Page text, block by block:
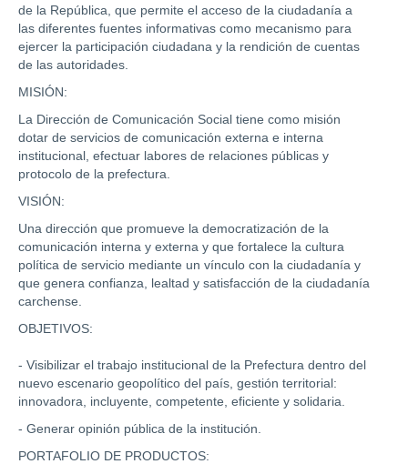
de la República, que permite el acceso de la ciudadanía a
las diferentes fuentes informativas como mecanismo para
ejercer la participación ciudadana y la rendición de cuentas
de las autoridades.
MISIÓN:
La Dirección de Comunicación Social tiene como misión
dotar de servicios de comunicación externa e interna
institucional, efectuar labores de relaciones públicas y
protocolo de la prefectura.
VISIÓN:
Una dirección que promueve la democratización de la
comunicación interna y externa y que fortalece la cultura
política de servicio mediante un vínculo con la ciudadanía y
que genera confianza, lealtad y satisfacción de la ciudadanía
carchense.
OBJETIVOS:
- Visibilizar el trabajo institucional de la Prefectura dentro del
nuevo escenario geopolítico del país, gestión territorial:
innovadora, incluyente, competente, eficiente y solidaria.
- Generar opinión pública de la institución.
PORTAFOLIO DE PRODUCTOS: